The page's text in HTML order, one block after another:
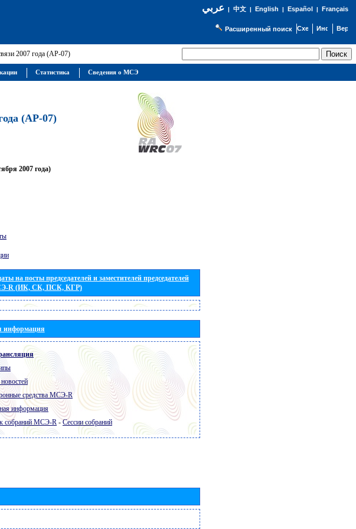
عربي| 中文| English | Español | Français
Расширенный поиск
2007 года (АР-07)
(АР-07)
2007 года)
на посты председателей и заместителей председателей
R (ИК, СК, ПСК, КГР)
информация
средства МСЭ-R
информация
собраний МСЭ-R -Сессии собраний
Статистика Сведения о МСЭ